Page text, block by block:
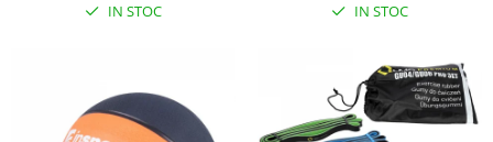
IN STOC IN STOC